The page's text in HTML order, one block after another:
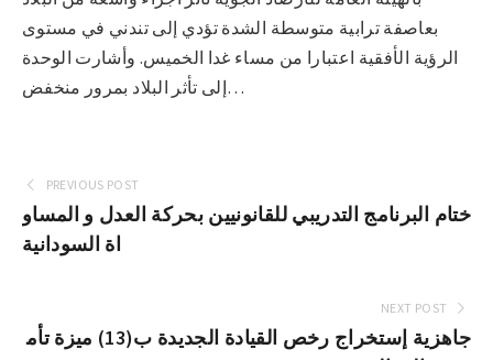
بعاصفة ترابية متوسطة الشدة تؤدي إلى تندني في مستوى
الرؤية الأفقية اعتبارا من مساء غدا الخميس. وأشارت الوحدة
إلى تأثر البلاد بمرور منخفض…
PREVIOUS POST
ختام البرنامج التدريبي للقانونيين بحركة العدل و المساو
اة السودانية
NEXT POST
جاهزية إستخراج رخص القيادة الجديدة ب(13) ميزة تأم